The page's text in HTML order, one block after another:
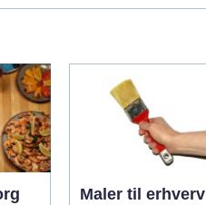
Maler til erhverv